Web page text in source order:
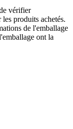
vérifier
les produits achetés.
de l'emballage
ont la